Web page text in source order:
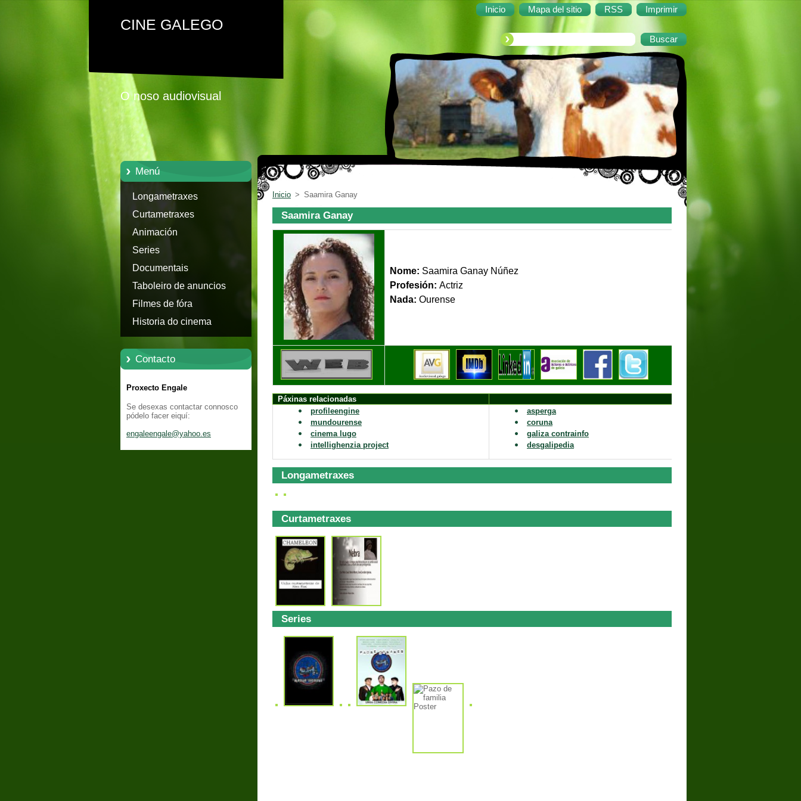
Inicio Mapa del sitio RSS Imprimir
CINE GALEGO
O noso audiovisual
Menú
Longametraxes
Curtametraxes
Animación
Series
Documentais
Taboleiro de anuncios
Filmes de fóra
Historia do cinema
Contacto
Proxecto Engale
Se desexas contactar connosco
pódelo facer eiquí:
engaleengale@yahoo.es
Inicio > Saamira Ganay
Saamira Ganay
Nome: Saamira Ganay Núñez
Profesión: Actriz
Nada: Ourense
Páxinas relacionadas
profileengine
mundourense
cinema lugo
intellighenzia project
asperga
coruna
galiza contrainfo
desgalipedia
Longametraxes
Curtametraxes
Series